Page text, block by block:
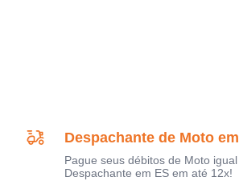
Despachante de Moto
Pague seus débitos de Moto
Despachante em ES em até 12x!